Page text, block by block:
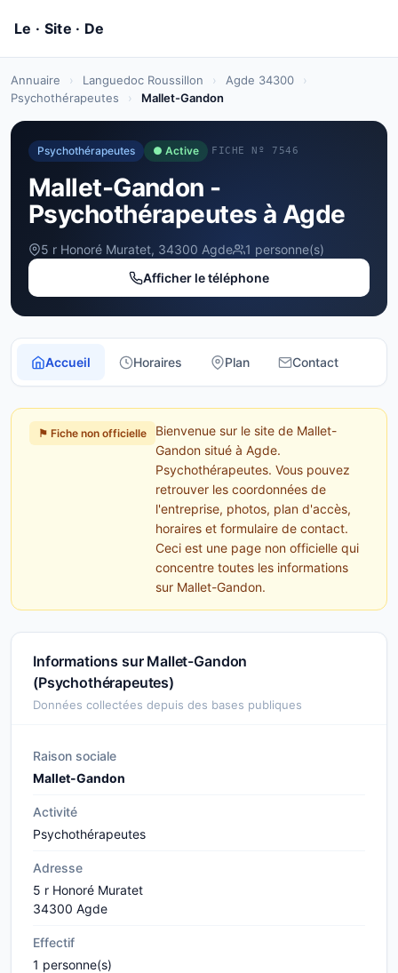
Annuaire › Languedoc Roussillon › Agde 34300
›
Psychothérapeutes
› Mallet-Gandon
Psychothérapeutes ● Active FICHE Nº 7546
Mallet-Gandon -
Psychothérapeutes à Agde
5 r Honoré Muratet, 34300 Agde
1 personne(s)
Afficher le téléphone
Accueil Horaires Plan Contact
⚑ Fiche non officielle
Bienvenue sur le site de Mallet-
Gandon situé à Agde.
Psychothérapeutes. Vous pouvez
retrouver les coordonnées de
l'entreprise, photos, plan d'accès,
horaires et formulaire de contact.
Ceci est une page non officielle qui
concentre toutes les informations
sur Mallet-Gandon.
Informations sur Mallet-Gandon
(Psychothérapeutes)
Données collectées depuis des bases publiques
Raison sociale
Mallet-Gandon
Activité
Psychothérapeutes
Adresse
5 r Honoré Muratet
34300 Agde
Effectif
1 personne(s)